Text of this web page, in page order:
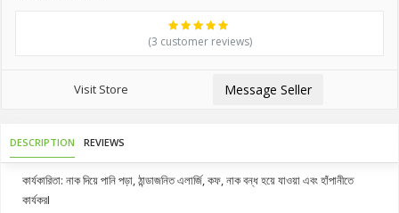
(3 customer reviews)
Visit Store Message Seller
DESCRIPTION REVIEWS
কার্যকারিতা: নাক দিয়ে পানি পড়া, ঠান্ডাজনিত এলার্জি, কফ, নাক বন্ধ হয়ে যাওয়া এবং হাঁপানীতে
কার্যকরI